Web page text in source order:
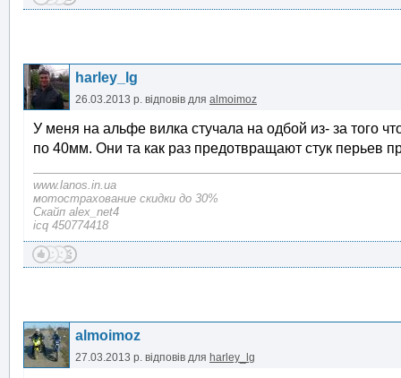
harley_lg
26.03.2013 р. відповів для almoimoz
У меня на альфе вилка стучала на одбой из- за того
по 40мм. Они та как раз предотвращают стук перьев
www.lanos.in.ua
мотострахование скидки до 30%
Скайп alex_net4
icq 450774418
almoimoz
27.03.2013 р. відповів для harley_lg